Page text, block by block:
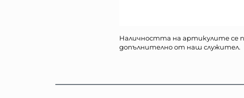
Наличността на артикулите се
допълнително от наш служител.